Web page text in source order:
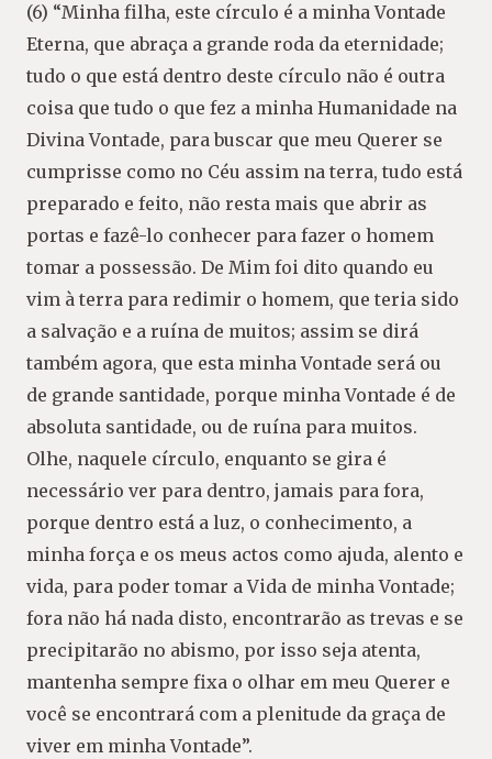
(6) “Minha filha, este círculo é a minha Vontade
Eterna, que abraça a grande roda da eternidade;
tudo o que está dentro deste círculo não é outra
coisa que tudo o que fez a minha Humanidade na
Divina Vontade, para buscar que meu Querer se
cumprisse como no Céu assim na terra, tudo está
preparado e feito, não resta mais que abrir as
portas e fazê-lo conhecer para fazer o homem
tomar a possessão. De Mim foi dito quando eu
vim à terra para redimir o homem, que teria sido
a salvação e a ruína de muitos; assim se dirá
também agora, que esta minha Vontade será ou
de grande santidade, porque minha Vontade é de
absoluta santidade, ou de ruína para muitos.
Olhe, naquele círculo, enquanto se gira é
necessário ver para dentro, jamais para fora,
porque dentro está a luz, o conhecimento, a
minha força e os meus actos como ajuda, alento e
vida, para poder tomar a Vida de minha Vontade;
fora não há nada disto, encontrarão as trevas e se
precipitarão no abismo, por isso seja atenta,
mantenha sempre fixa o olhar em meu Querer e
você se encontrará com a plenitude da graça de
viver em minha Vontade”.